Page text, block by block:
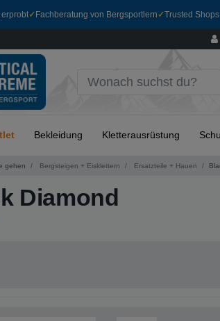
✓ Fachberatung von Bergsportlern ✓Trusted
Bekleidung Kletterausrüstung
gehen Bergsteigen + Eisklettern Ersatzteile + Hauen
Diamond